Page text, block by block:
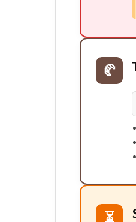
🥐
⏳